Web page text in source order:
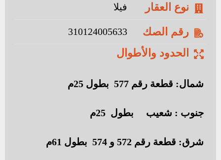
نوع العقار فيلا
رقم الصك 310124005633
الحدود والأطوال
شمال: قطعة رقم 577 بطول 25م
جنوب : شعيب بطول 25م
شرق: قطعة رقم 572 و 574 بطول 61م